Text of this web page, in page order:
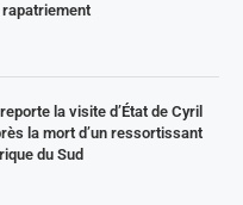
la visite d’État de Cyril
la mort d’un ressortissant
du Sud